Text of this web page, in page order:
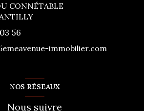
CONNÉTABLE
56
immobilier.com
NOS RÉSEAUX
Nous suivre